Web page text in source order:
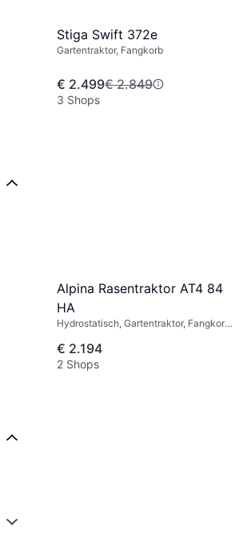
Stiga Swift 372e
Gartentraktor, Fangkorb
€ 2.499€ 2.849
3 Shops
Alpina Rasentraktor AT4 84
HA
Hydrostatisch, Gartentraktor, Fangkorb,
€ 2.194
2 Shops